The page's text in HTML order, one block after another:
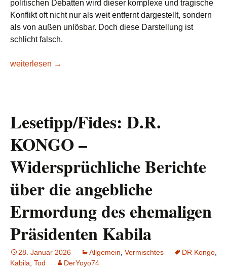
politischen Debatten wird dieser komplexe und tragische
Konflikt oft nicht nur als weit entfernt dargestellt, sondern
als von außen unlösbar. Doch diese Darstellung ist
schlicht falsch.
IPG-Journal: Zwischen Rebellen, Regionalmächten und
weiterlesen →
Lesetipp/Fides: D.R.
KONGO –
Widersprüchliche Berichte
über die angebliche
Ermordung des ehemaligen
Präsidenten Kabila
28. Januar 2026 Allgemein Vermischtes DR Kongo
Kabila Tod DerYoyo74